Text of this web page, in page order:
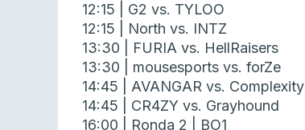
12:15 | G2 vs. TYLOO
12:15 | North vs. INTZ
13:30 | FURIA vs. HellRaisers
13:30 | mousesports vs. forZe
14:45 | AVANGAR vs. Complexity
14:45 | CR4ZY vs. Grayhound
16:00 | Ronda 2 | BO1